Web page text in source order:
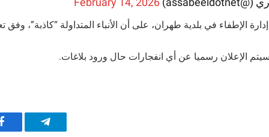
الإطفاء في بلدية طهران، على أن الأنباء المتداولة “كاذبة”، وفق
الإعلان رسميا عن أي انفجارات حال ورود بلاغات.
تيلقرام